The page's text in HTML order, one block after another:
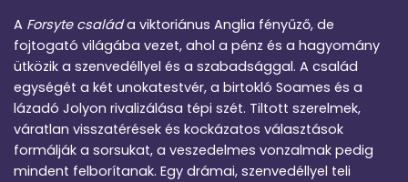
A Forsyte családa viktoriánus Anglia fényűző, de
fojtogató világába vezet, ahol a pénz és a hagyomány
ütközik a szenvedéllyel és a szabadsággal. A család
egységét a két unokatestvér, a birtokló Soames és a
lázadó Jolyon rivalizálása tépi szét. Tiltott szerelmek,
váratlan visszatérések és kockázatos választások
formálják a sorsukat, a veszedelmes vonzalmak pedig
mindent felborítanak. Egy drámai, szenvedéllyel teli